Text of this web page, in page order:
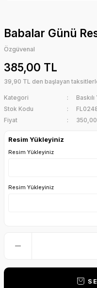
Babalar Günü
Özgüvenal
385,00 TL
39,90 TL den başlayan
Kategori Baskılı
Stok Kodu
Fiyat
Resim Yükleyiniz
Resim Yükleyiniz
Resim Yükleyiniz